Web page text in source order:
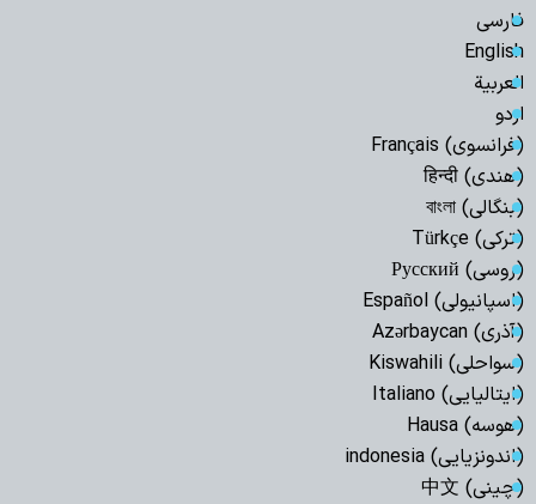
فارسی
English
العربیة
اردو
(فرانسوی) Français
(هندی) हिन्दी
(بنگالی) বাংলা
(ترکی) Türkçe
(روسی) Русский
(اسپانیولی) Español
(آذری) Azərbaycan
(سواحلی) Kiswahili
(ایتالیایی) Italiano
(هوسه) Hausa
(اندونزیایی) indonesia
(چینی) 中文